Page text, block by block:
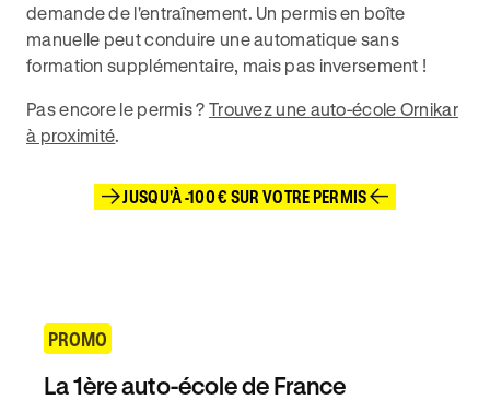
demande de l'entraînement. Un permis en boîte
manuelle peut conduire une automatique sans
formation supplémentaire, mais pas inversement !
Pas encore le permis ? Trouvez une auto-école Ornikar
à proximité.
JUSQU'À -100 € SUR VOTRE PERMIS
PROMO
La 1ère auto-école de France